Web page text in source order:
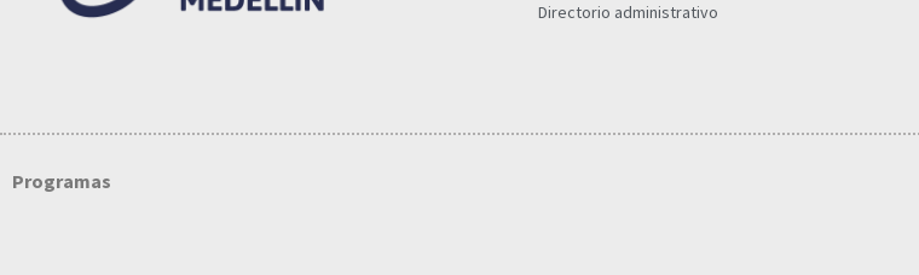
Directorio administrativo
Programas